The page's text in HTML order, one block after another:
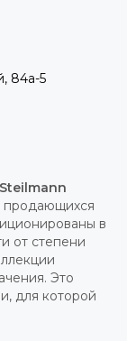
84а-5
Steilmann
продающихся
в
от степени
Это
для которой